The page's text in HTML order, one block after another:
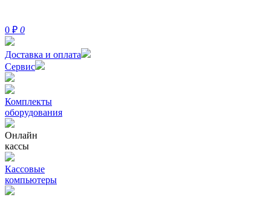
0 ₽ 0
Доставка и оплата
Сервис
Комплекты
оборудования
Онлайн
кассы
Кассовые
компьютеры